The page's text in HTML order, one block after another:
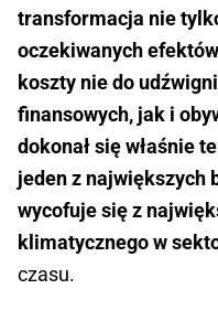
transformacja nie
oczekiwanych
koszty nie do
finansowych, jak i
dokonał się właśnie
jeden z największych
wycofuje się z
klimatycznego w
czasu.